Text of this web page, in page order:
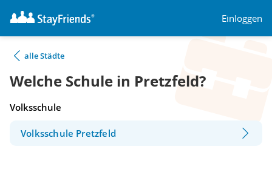
Einloggen
alle Städte
Welche Schule in Pretzfeld?
Volksschule
Volksschule Pretzfeld